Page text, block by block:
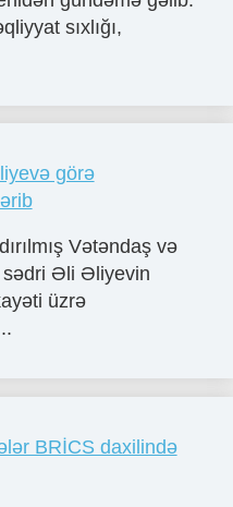
sıxlığı,
görə
Vətəndaş və
sədri Əli Əliyevin
üzrə
BRİCS daxilində